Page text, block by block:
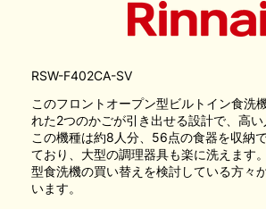
このフロントオープン型ビルトイン食洗
れた2つのかごが引き出せる設計で、高い
この機種は約8人分、56点の食器を収納
ており、大型の調理器具も楽に洗えます
型食洗機の買い替えを検討している方々
います。
RSW-F402CA-SV